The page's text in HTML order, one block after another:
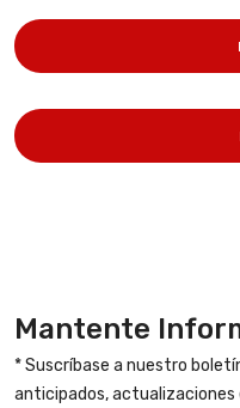
Mantente
* Suscríbase a nuestro
anticipados,